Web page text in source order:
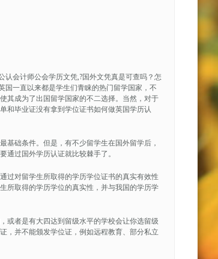
认会计师公会学历文凭,?国外文凭真是可查吗？怎
一直以来都是学生们青睐的热门留学国家，不
其成为了出国留学国家的不二选择。当然，对于
和毕业证没有拿到学位证书如何做英国学历认
基础条件。但是，有不少留学生在国外留学后，
过国外学历认证就比较棘手了。
过对留学生所取得的学历学位证书的真实有效性
所取得的学历学位的真实性，并与我国的学历学
或者是有大四达到留级水平的学校会让你选留级
，并不能颁发学位证，例如远程教育、部分私立